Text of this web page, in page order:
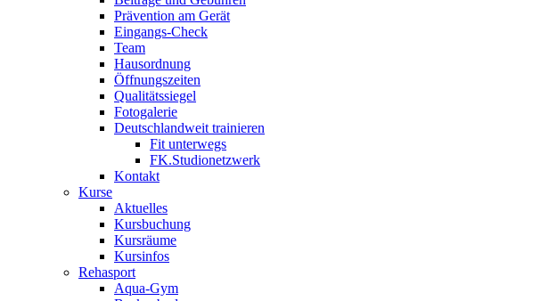
Prävention am Gerät
Eingangs-Check
Team
Hausordnung
Öffnungszeiten
Qualitätssiegel
Fotogalerie
Deutschlandweit trainieren
Fit unterwegs
FK.Studionetzwerk
Kontakt
Kurse
Aktuelles
Kursbuchung
Kursräume
Kursinfos
Rehasport
Aqua-Gym